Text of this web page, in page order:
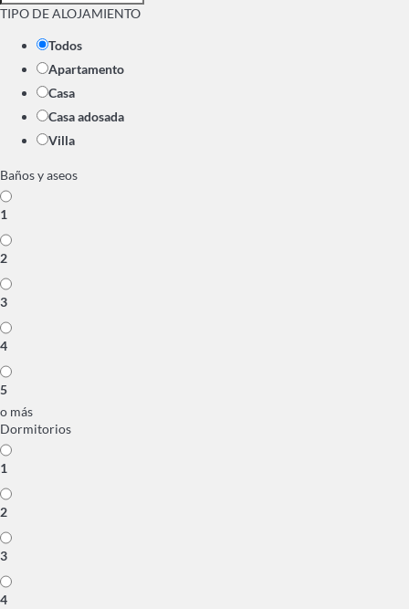
TIPO DE ALOJAMIENTO
Todos
Apartamento
Casa
Casa adosada
Villa
Baños y aseos
1
2
3
4
5
o más
Dormitorios
1
2
3
4